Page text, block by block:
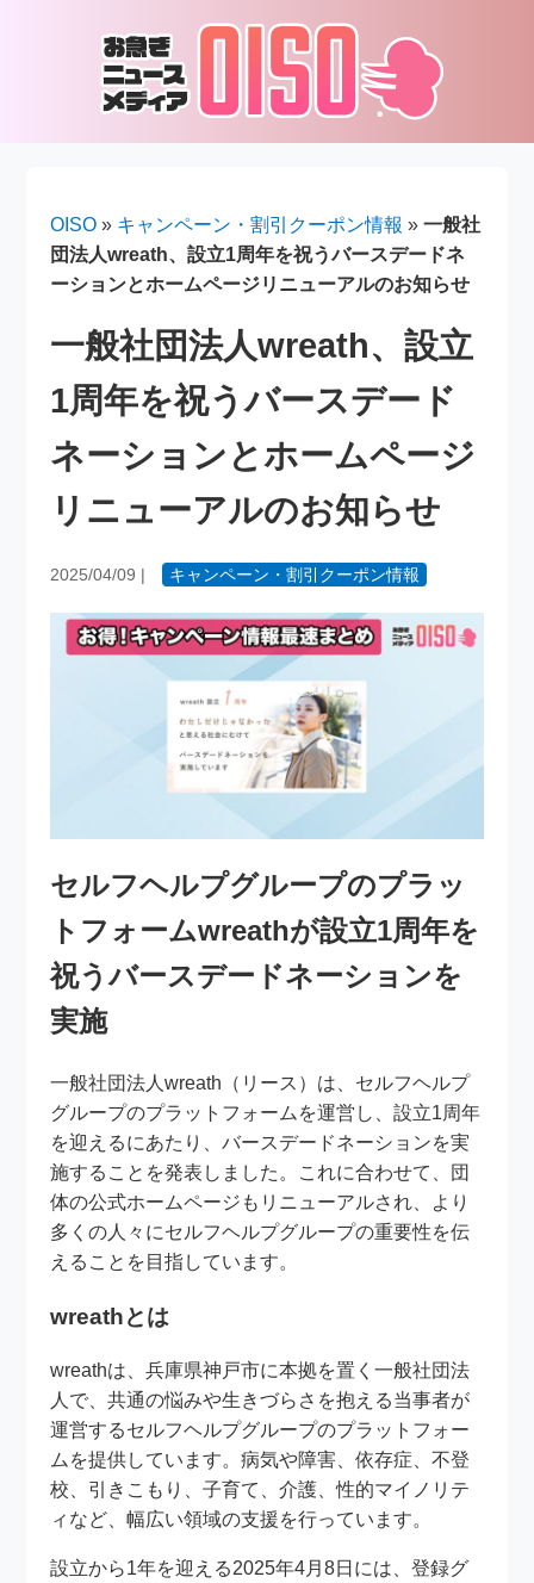
OISO » キャンペーン・割引クーポン情報 »一般社
団法人wreath、設立1周年を祝うバースデードネ
ーションとホームページリニューアルのお知らせ
一般社団法人wreath、設立
1周年を祝うバースデード
ネーションとホームページ
リニューアルのお知らせ
2025/04/09 | キャンペーン・割引クーポン情報
セルフヘルプグループのプラッ
トフォームwreathが設立1周年を
祝うバースデードネーションを
実施
一般社団法人wreath（リース）は、セルフヘルプ
グループのプラットフォームを運営し、設立1周年
を迎えるにあたり、バースデードネーションを実
施することを発表しました。これに合わせて、団
体の公式ホームページもリニューアルされ、より
多くの人々にセルフヘルプグループの重要性を伝
えることを目指しています。
wreathとは
wreathは、兵庫県神戸市に本拠を置く一般社団法
人で、共通の悩みや生きづらさを抱える当事者が
運営するセルフヘルプグループのプラットフォー
ムを提供しています。病気や障害、依存症、不登
校、引きこもり、子育て、介護、性的マイノリテ
ィなど、幅広い領域の支援を行っています。
設立から1年を迎える2025年4月8日には、登録グ